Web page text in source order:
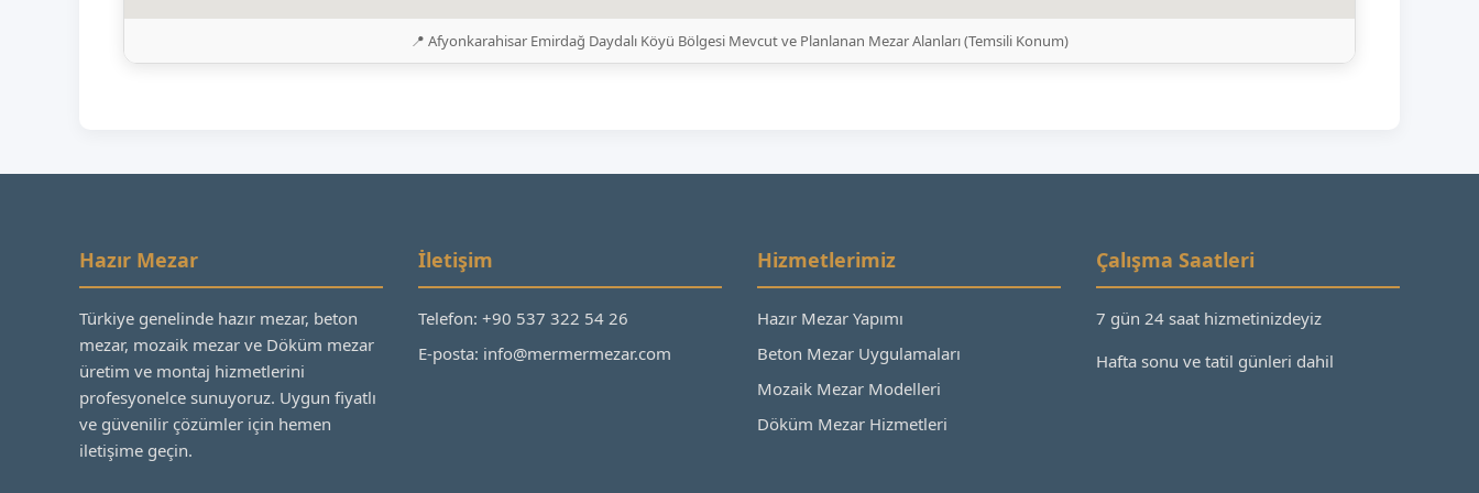
📍 Afyonkarahisar Emirdağ Daydalı Köyü Bölgesi Mevcut ve Planlanan Mezar Alanları (Temsili Konum)
Hazır Mezar
Türkiye genelinde hazır mezar, beton
mezar, mozaik mezar ve Döküm mezar
üretim ve montaj hizmetlerini
profesyonelce sunuyoruz. Uygun fiyatlı
ve güvenilir çözümler için hemen
iletişime geçin.
İletişim
Telefon: +90 537 322 54 26
E-posta: info@mermermezar.com
Hizmetlerimiz
Hazır Mezar Yapımı
Beton Mezar Uygulamaları
Mozaik Mezar Modelleri
Döküm Mezar Hizmetleri
Çalışma Saatleri
7 gün 24 saat hizmetinizdeyiz
Hafta sonu ve tatil günleri dahil